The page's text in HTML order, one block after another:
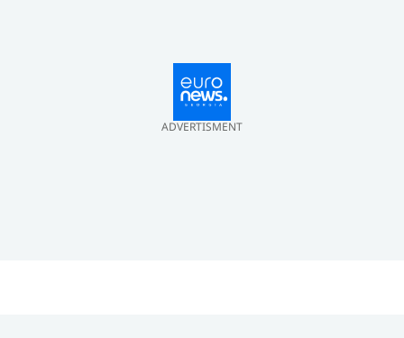
ADVERTISMENT